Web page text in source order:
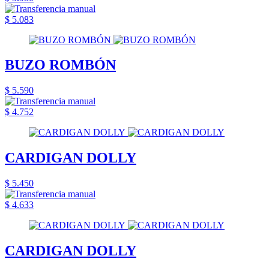
$ 5.083
BUZO ROMBÓN
$ 5.590
$ 4.752
CARDIGAN DOLLY
$ 5.450
$ 4.633
CARDIGAN DOLLY